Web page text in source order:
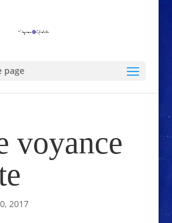
page
voyance
2017